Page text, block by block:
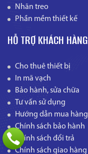
Nhãn treo
Phần mềm thiết kế
HỖ TRỢ KHÁCH HÀNG
Cho thuê thiết bị
In mã vạch
Bảo hành, sửa chữa
Tư vấn sử dụng
Hướng dẫn mua hàng
Chính sách bảo hành
Chính sách đổi trả
Chính sách giao hàng